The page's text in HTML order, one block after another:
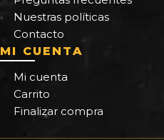
Nuestras políticas
Contacto
MI CUENTA
Mi cuenta
Carrito
Finalizar compra